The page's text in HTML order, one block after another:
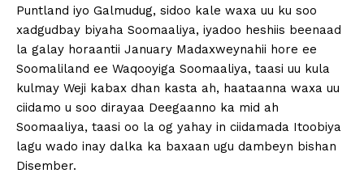
Puntland iyo Galmudug, sidoo kale waxa uu ku soo
xadgudbay biyaha Soomaaliya, iyadoo heshiis beenaad
la galay horaantii January Madaxweynahii hore ee
Soomaliland ee Waqooyiga Soomaaliya, taasi uu kula
kulmay Weji kabax dhan kasta ah, haataanna waxa uu
ciidamo u soo dirayaa Deegaanno ka mid ah
Soomaaliya, taasi oo la og yahay in ciidamada Itoobiya
lagu wado inay dalka ka baxaan ugu dambeyn bishan
Disember.